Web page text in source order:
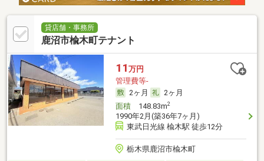
貸店舗・事務所
鹿沼市楡木町テナント
11 万円
管理費等-
2ヶ月
2ヶ月
面積148.83m2
1990年2月(築36年7ヶ月)
東武日光線 楡木駅 徒歩12分
栃木県鹿沼市楡木町